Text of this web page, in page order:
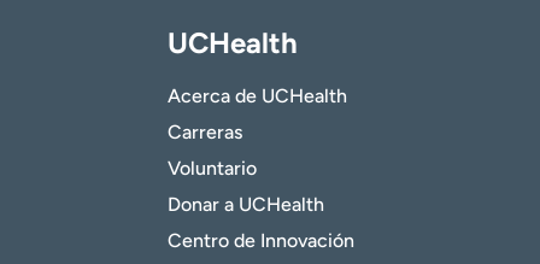
UCHealth
Acerca de UCHealth
Carreras
Voluntario
Donar a UCHealth
Centro de Innovación